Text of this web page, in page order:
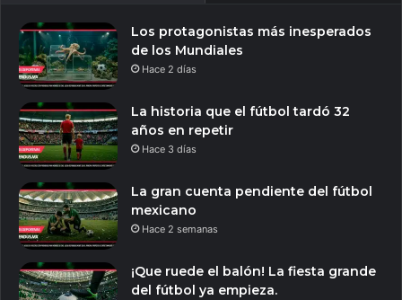
Los protagonistas más inesperados
de los Mundiales
Hace 2 días
La historia que el fútbol tardó 32
años en repetir
Hace 3 días
La gran cuenta pendiente del fútbol
mexicano
Hace 2 semanas
¡Que ruede el balón! La fiesta grande
del fútbol ya empieza.